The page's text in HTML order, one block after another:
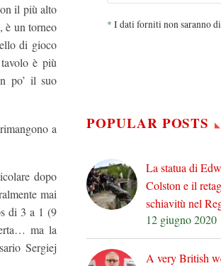
il più alto
è un torneo
di gioco
è più
po’ il suo
a
dopo
mai
di 3 a 1 (9
ma la
Sergiej
* I dati forniti non saranno
POPULAR POSTS
La statua di
Colston e il
schiavitù nel
12 giugno 2020
A very British